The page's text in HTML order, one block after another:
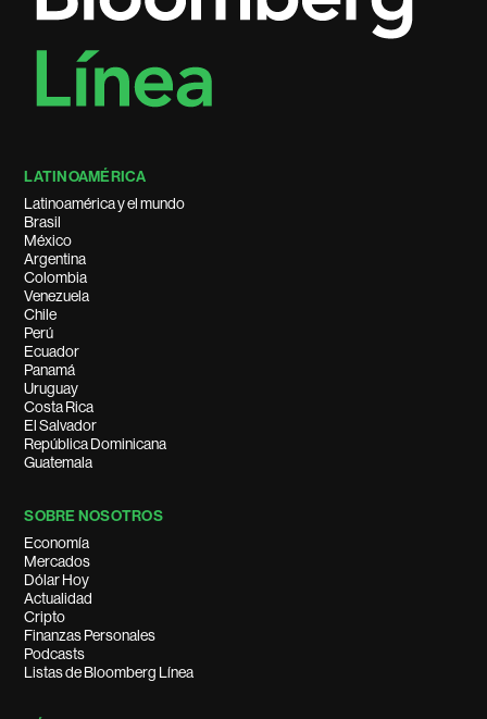
LATINOAMÉRICA
Latinoamérica y el mundo
Brasil
México
Argentina
Colombia
Venezuela
Chile
Perú
Ecuador
Panamá
Uruguay
Costa Rica
El Salvador
República Dominicana
Guatemala
SOBRE NOSOTROS
Economía
Mercados
Dólar Hoy
Actualidad
Cripto
Finanzas Personales
Podcasts
Listas de Bloomberg Línea